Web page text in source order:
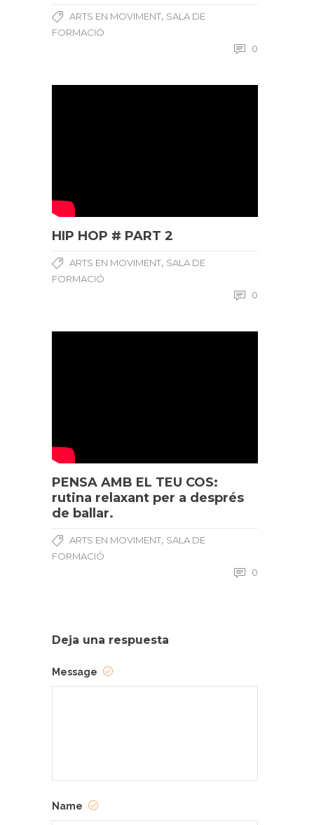
ARTS EN MOVIMENT, SALA DE
FORMACIÓ
0
HIP HOP # PART 2
ARTS EN MOVIMENT, SALA DE
FORMACIÓ
0
PENSA AMB EL TEU COS:
rutina relaxant per a després
de ballar.
ARTS EN MOVIMENT, SALA DE
FORMACIÓ
0
Deja una respuesta
Message
Name